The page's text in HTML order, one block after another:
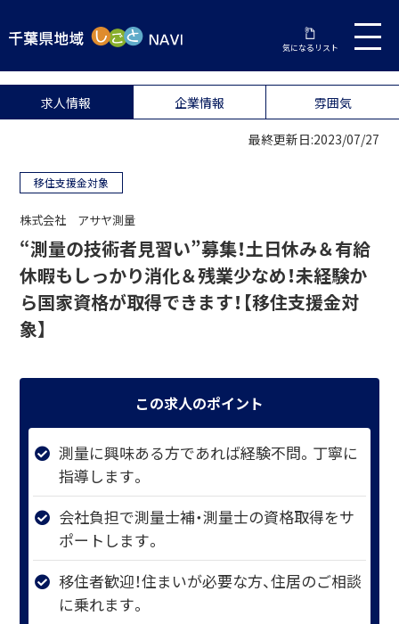
気になるリスト
求人情報 企業情報 雰囲気
最終更新日:2023/07/27
移住支援金対象
株式会社 アサヤ測量
“測量の技術者見習い”募集！土日休み＆有給
休暇もしっかり消化＆残業少なめ！未経験か
ら国家資格が取得できます！【移住支援金対
象】
この求人のポイント
測量に興味ある方であれば経験不問。丁寧に
指導します。
会社負担で測量士補・測量士の資格取得をサ
ポートします。
移住者歓迎！住まいが必要な方、住居のご相談
に乗れます。